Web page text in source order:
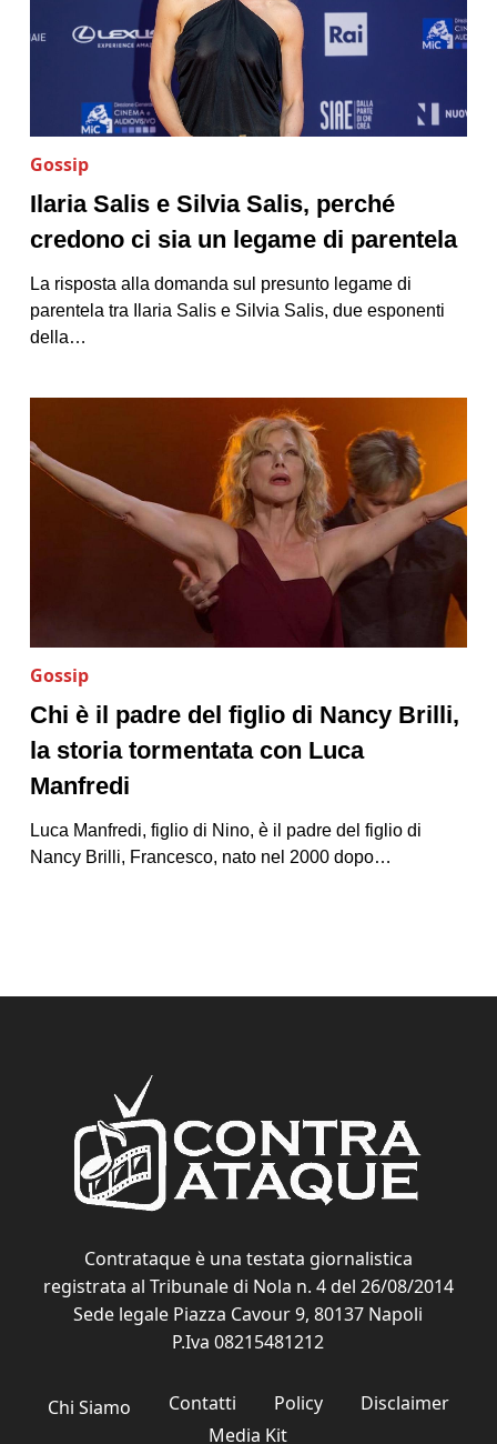
Gossip
Ilaria Salis e Silvia Salis, perché
credono ci sia un legame di parentela
La risposta alla domanda sul presunto legame di
parentela tra Ilaria Salis e Silvia Salis, due esponenti
della…
Gossip
Chi è il padre del figlio di Nancy Brilli,
la storia tormentata con Luca
Manfredi
Luca Manfredi, figlio di Nino, è il padre del figlio di
Nancy Brilli, Francesco, nato nel 2000 dopo…
Contrataque è una testata giornalistica
registrata al Tribunale di Nola n. 4 del 26/08/2014
Sede legale Piazza Cavour 9, 80137 Napoli
P.Iva 08215481212
Chi Siamo Contatti Policy
Disclaimer
Media Kit